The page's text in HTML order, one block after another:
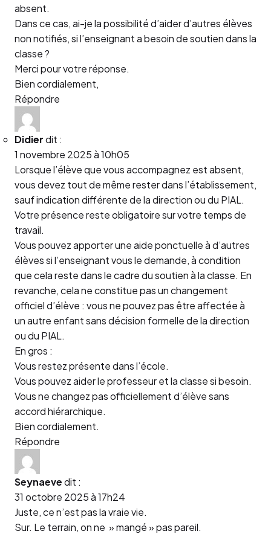
absent.
Dans ce cas, ai-je la possibilité d’aider d’autres élèves
non notifiés, si l’enseignant a besoin de soutien dans la
classe ?
Merci pour votre réponse.
Bien cordialement,
Répondre
Didierdit :
1 novembre 2025 à 10h05
Lorsque l’élève que vous accompagnez est absent,
vous devez tout de même rester dans l’établissement,
sauf indication différente de la direction ou du PIAL.
Votre présence reste obligatoire sur votre temps de
travail.
Vous pouvez apporter une aide ponctuelle à d’autres
élèves si l’enseignant vous le demande, à condition
que cela reste dans le cadre du soutien à la classe. En
revanche, cela ne constitue pas un changement
officiel d’élève : vous ne pouvez pas être affectée à
un autre enfant sans décision formelle de la direction
ou du PIAL.
En gros :
Vous restez présente dans l’école.
Vous pouvez aider le professeur et la classe si besoin.
Vous ne changez pas officiellement d’élève sans
accord hiérarchique.
Bien cordialement.
Répondre
Seynaevedit :
31 octobre 2025 à 17h24
Juste, ce n’est pas la vraie vie.
Sur. Le terrain, on ne » mangé » pas pareil.